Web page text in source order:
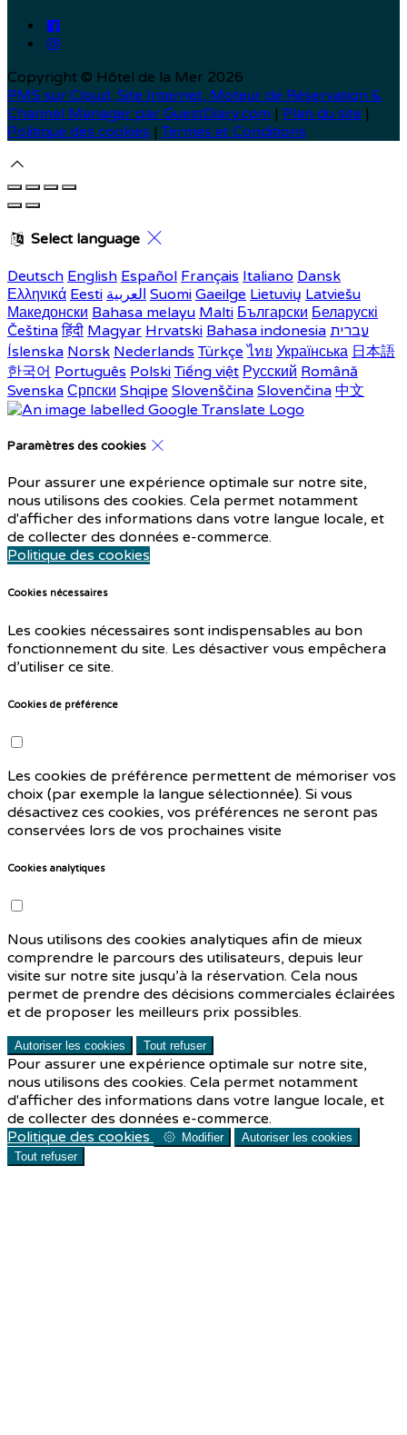
Copyright © Hôtel de la Mer 2026
PMS sur Cloud, Site Internet, Moteur de Réservation &
Channel Manager par GuestDiary.com | Plan du site |
Politique des cookies | Termes et Conditions
Select language
Deutsch English Español Français Italiano Dansk
Ελληνικά Eesti العربية Suomi Gaeilge Lietuvių Latviešu
Македонски Bahasa melayu Malti Български Беларускі
Čeština हिंदी Magyar Hrvatski Bahasa indonesia עברית
Íslenska Norsk Nederlands Türkçe ไทย Українська 日本語
한국어 Português Polski Tiếng việt Русский Română
Svenska Српски Shqipe Slovenščina Slovenčina 中文
Paramètres des cookies
Pour assurer une expérience optimale sur notre site,
nous utilisons des cookies. Cela permet notamment
d'afficher des informations dans votre langue locale, et
de collecter des données e-commerce.
Politique des cookies
Cookies nécessaires
Les cookies nécessaires sont indispensables au bon
fonctionnement du site. Les désactiver vous empêchera
d’utiliser ce site.
Cookies de préférence
Les cookies de préférence permettent de mémoriser vos
choix (par exemple la langue sélectionnée). Si vous
désactivez ces cookies, vos préférences ne seront pas
conservées lors de vos prochaines visite
Cookies analytiques
Nous utilisons des cookies analytiques afin de mieux
comprendre le parcours des utilisateurs, depuis leur
visite sur notre site jusqu’à la réservation. Cela nous
permet de prendre des décisions commerciales éclairées
et de proposer les meilleurs prix possibles.
Autoriser les cookies Tout refuser
Pour assurer une expérience optimale sur notre site,
nous utilisons des cookies. Cela permet notamment
d'afficher des informations dans votre langue locale, et
de collecter des données e-commerce.
Politique des cookies
Modifier
Autoriser les cookies
Tout refuser